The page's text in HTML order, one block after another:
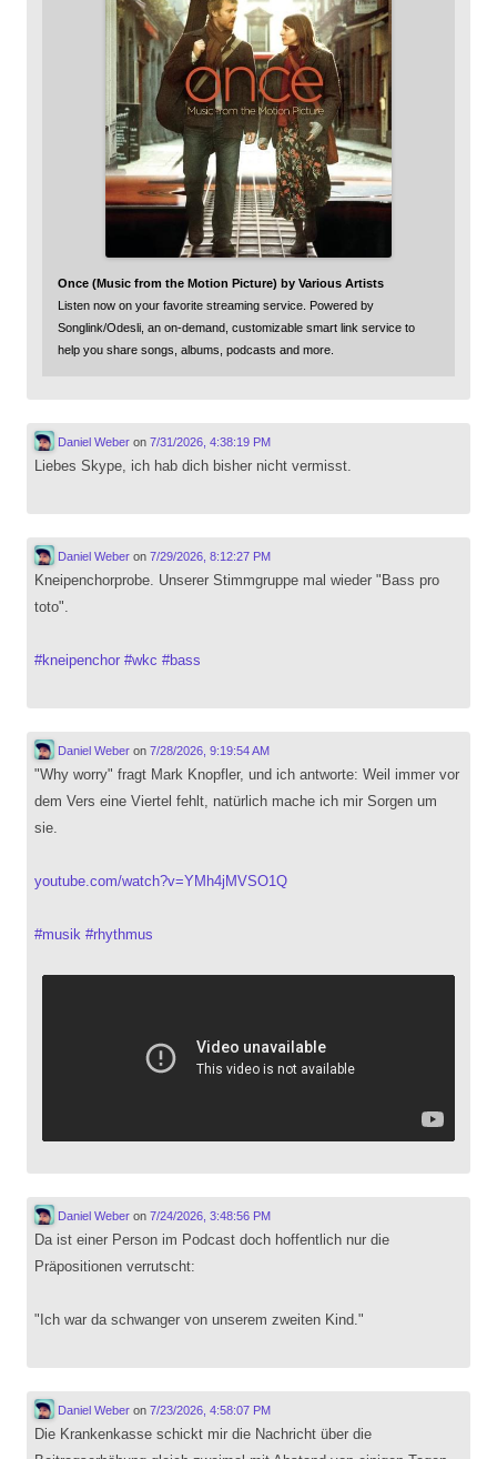
Once (Music from the Motion Picture) by Various Artists
Listen now on your favorite streaming service. Powered by
Songlink/Odesli, an on-demand, customizable smart link service to
help you share songs, albums, podcasts and more.
Daniel Weberon 7/31/2026, 4:38:19 PM
Liebes Skype, ich hab dich bisher nicht vermisst.
Daniel Weberon 7/29/2026, 8:12:27 PM
Kneipenchorprobe. Unserer Stimmgruppe mal wieder "Bass pro
toto".
#kneipenchor #wkc #bass
Daniel Weberon 7/28/2026, 9:19:54 AM
"Why worry" fragt Mark Knopfler, und ich antworte: Weil immer vor
dem Vers eine Viertel fehlt, natürlich mache ich mir Sorgen um
sie.
youtube.com/watch?v=YMh4jMVSO1Q
#musik #rhythmus
Daniel Weberon 7/24/2026, 3:48:56 PM
Da ist einer Person im Podcast doch hoffentlich nur die
Präpositionen verrutscht:
"Ich war da schwanger von unserem zweiten Kind."
Daniel Weberon 7/23/2026, 4:58:07 PM
Die Krankenkasse schickt mir die Nachricht über die